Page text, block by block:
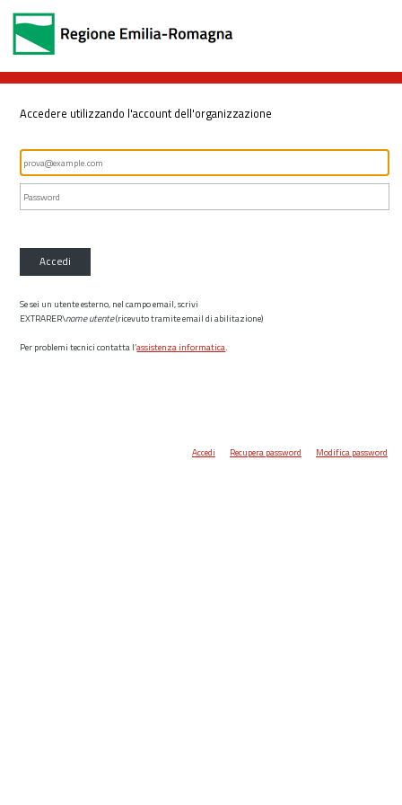
Accedere utilizzando l'account dell'organizzazione
Accedi
Se sei un utente esterno, nel campo email, scrivi
EXTRARER\nome utente(ricevuto tramite email di abilitazione)
Per problemi tecnici contatta l’assistenza informatica.
Accedi Recupera password Modifica password